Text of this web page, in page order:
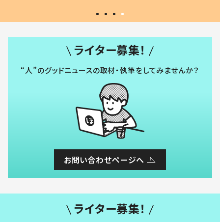
ライター募集！
“人”のグッドニュースの取材・執筆をしてみませんか？
お問い合わせページへ
ライター募集！